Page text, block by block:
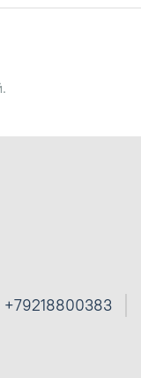
+79218800383